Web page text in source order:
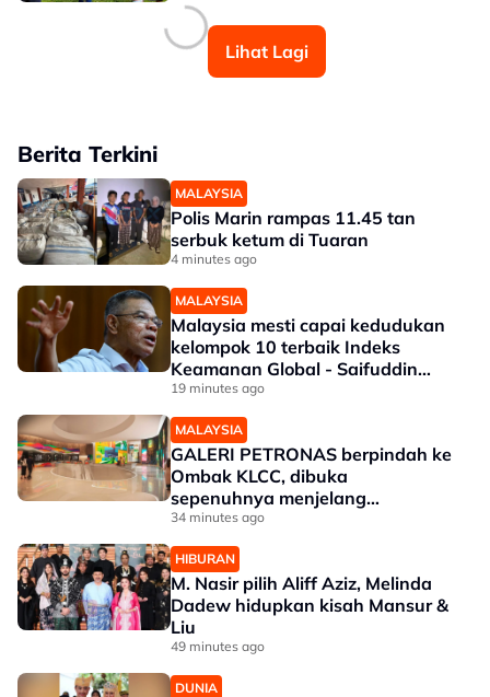
Lihat Lagi
Berita Terkini
MALAYSIA
Polis Marin rampas 11.45 tan
serbuk ketum di Tuaran
4 minutes ago
MALAYSIA
Malaysia mesti capai kedudukan
kelompok 10 terbaik Indeks
Keamanan Global - Saifuddin
Nasution
19 minutes ago
MALAYSIA
GALERI PETRONAS berpindah ke
Ombak KLCC, dibuka
sepenuhnya menjelang
penghujung 2027
34 minutes ago
HIBURAN
M. Nasir pilih Aliff Aziz, Melinda
Dadew hidupkan kisah Mansur &
Liu
49 minutes ago
DUNIA